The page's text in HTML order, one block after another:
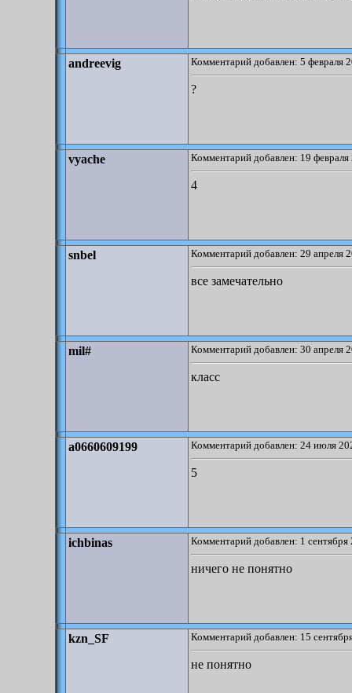
andreevig Комментарий добавлен: 5 февраля
?
vyache Комментарий добавлен: 19
4
snbel Комментарий добавлен: 29 апреля
все замечательно
mil# Комментарий добавлен: 30 апреля
класс
a0660609199 Комментарий добавлен: 24 июля
5
ichbinas Комментарий добавлен: 1
ничего не понятно
kzn_SF Комментарий добавлен: 15
не понятно